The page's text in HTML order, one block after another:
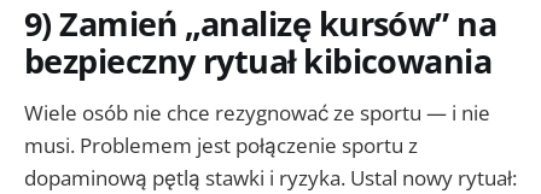
9) Zamień „analizę kursów” na
bezpieczny rytuał kibicowania
Wiele osób nie chce rezygnować ze sportu — i nie
musi. Problemem jest połączenie sportu z
dopaminową pętlą stawki i ryzyka. Ustal nowy rytuał: